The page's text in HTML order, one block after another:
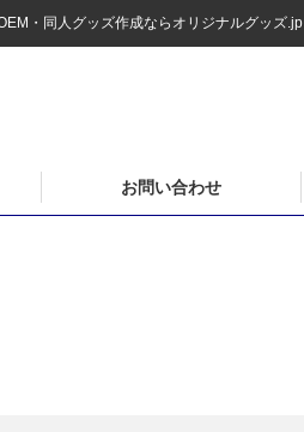
・同人グッズ作成ならオリジナルグッズ.jp
お問い合わせ